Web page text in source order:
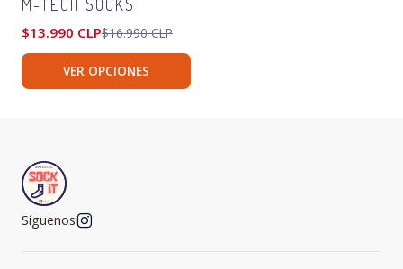
Agotado
M-TECH SOCKS
$13.990 CLP$16.990 CLP
VER OPCIONES
Síguenos